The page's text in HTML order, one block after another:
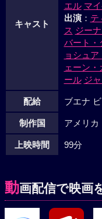
キャスト
エル マ
出演： テ
ス ジー
バート・
ョシュア
ェーン
ール ジ
配給 ブエナ
制作国 アメリカ
上映時間 99分
動画配信で映画